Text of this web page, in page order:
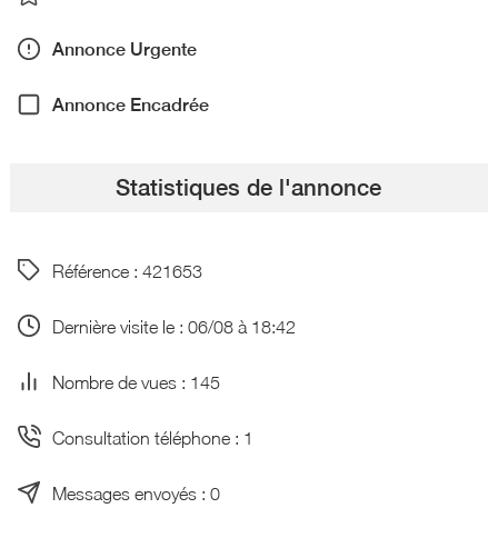
Annonce Urgente
Annonce Encadrée
Statistiques de l'annonce
Référence : 421653
Dernière visite le : 06/08 à 18:42
Nombre de vues : 145
Consultation téléphone : 1
Messages envoyés : 0